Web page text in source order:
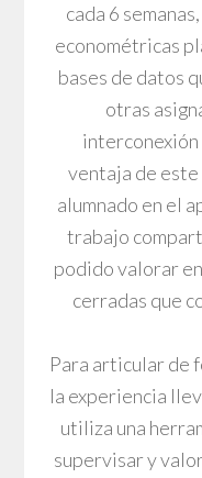
cada 6
econométricas
bases de datos
otras
interconexión
ventaja de
alumnado en el
trabajo
podido valorar
cerradas que
Para articular de
la experiencia
utiliza una
supervisar y